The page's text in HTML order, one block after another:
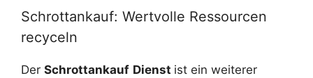
Schrottankauf: Wertvolle Ressourcen
recyceln
Der Schrottankauf Dienst ist ein weiterer